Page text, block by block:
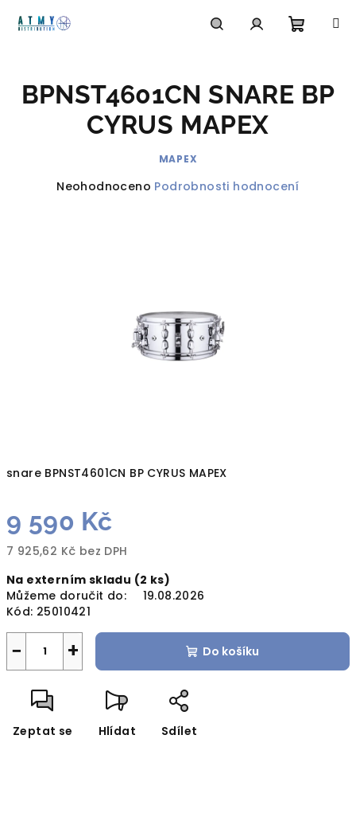
košík
snare BPNST4601CN BP CYRUS MAPEX
9 590 Kč
7 925,62 Kč bez DPH
cena:
Na externím skladu (2 ks)
Můžeme doručit do:
19.08.2026
Kód: 25010421
+
− Do košíku
Zeptat se Hlídat Sdílet
BPNST4601CN SNARE BP
CYRUS MAPEX
MAPEX
Průměrné
Neohodnoceno Podrobnosti hodnocení